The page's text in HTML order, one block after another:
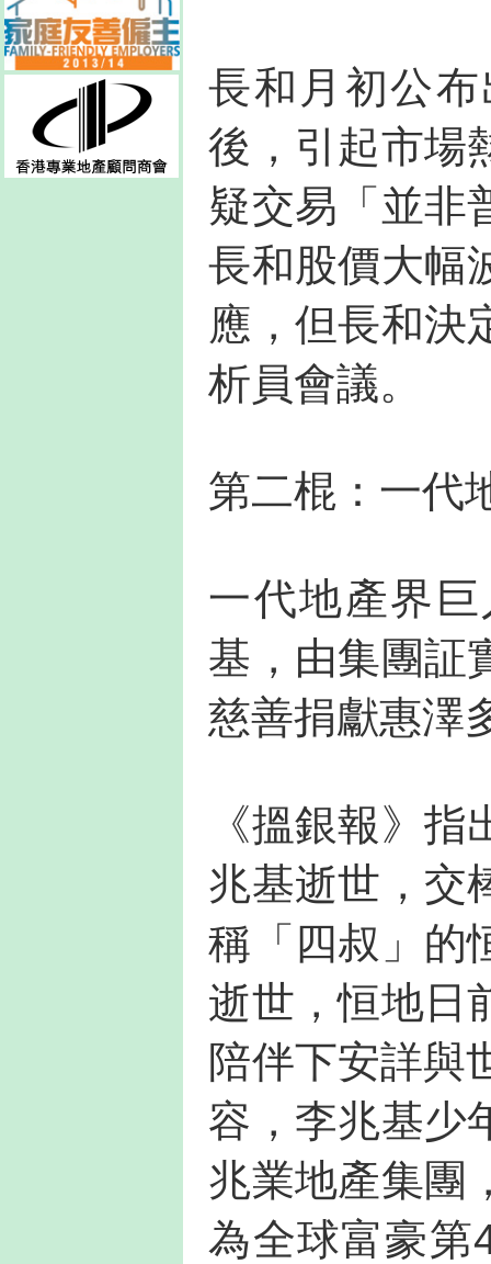
長和月初公
後，引起市場
疑交易「並非
長和股價大幅
應，但長和決
析員會議。
第二棍：一代
一代地產界
基，由集團証
慈善捐獻惠澤
《搵銀報》
兆基逝世，交
稱「四叔」的
逝世，恒地日
陪伴下安詳與
容，李兆基少
兆業地產集團
為全球富豪第